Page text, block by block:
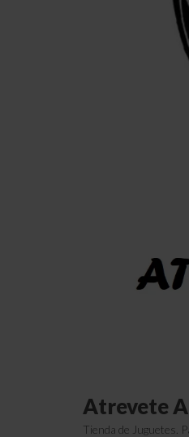
Atrevete
Tienda de Juguetes.